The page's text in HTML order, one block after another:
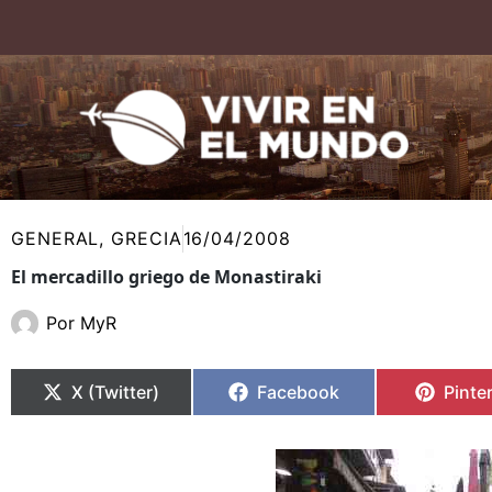
contenido
GENERAL, GRECIA16/04/2008
El mercadillo griego de Monastiraki
Por MyR
en
X (Twitter)
en
Facebook
en
en
en
en